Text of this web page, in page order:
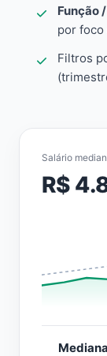
Função
por foco
Filtros
Salário
R$
Mediana